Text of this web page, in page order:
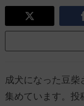
成犬になった豆柴
集めています。投